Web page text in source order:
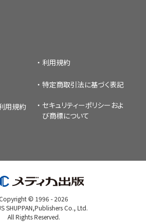
利用規約
特定商取引法に基づく表記
用規約 セキュリティーポリシー およ
び商標について
© 1996 -2026
SHUPPAN,Publishers Co., Ltd.
All Rights Reserved.